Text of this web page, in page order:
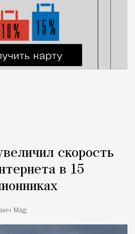
скорость
в 15
Mag